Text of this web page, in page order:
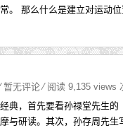
。 那么什么是建立对运动
⁄暂无评论⁄ 阅读 9,135 views
典，首先要看孙禄堂先生
与研读。其次，孙存周先生